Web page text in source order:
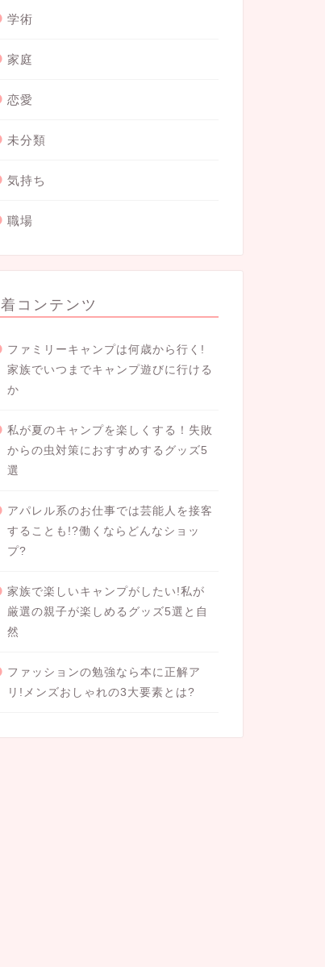
学術
家庭
恋愛
未分類
気持ち
職場
新着コンテンツ
ファミリーキャンプは何歳から行く!
家族でいつまでキャンプ遊びに行ける
か
私が夏のキャンプを楽しくする！失敗
からの虫対策におすすめするグッズ5
選
アパレル系のお仕事では芸能人を接客
することも!?働くならどんなショッ
プ?
家族で楽しいキャンプがしたい!私が
厳選の親子が楽しめるグッズ5選と自
然
ファッションの勉強なら本に正解ア
リ!メンズおしゃれの3大要素とは?